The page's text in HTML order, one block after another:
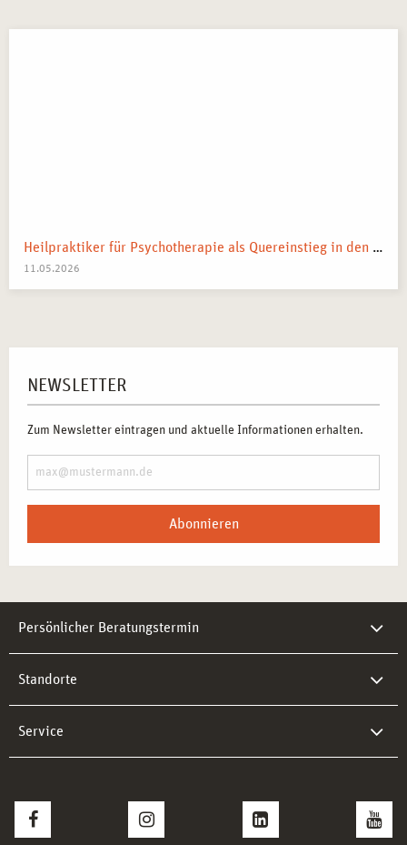
Heilpraktiker für Psychotherapie als Quereinstieg in den Heilberuf
11.05.2026
NEWSLETTER
Zum Newsletter eintragen und aktuelle Informationen erhalten.
Abonnieren
Persönlicher Beratungstermin
Standorte
Service